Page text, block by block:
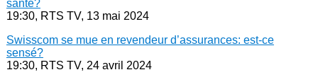
santé?
19:30, RTS TV, 13 mai 2024
Swisscom se mue en revendeur d’assurances: est-ce
sensé?
19:30, RTS TV, 24 avril 2024